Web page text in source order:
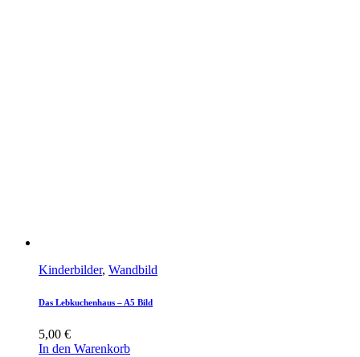
Kinderbilder, Wandbild
Das Lebkuchenhaus – A5 Bild
5,00 €
In den Warenkorb